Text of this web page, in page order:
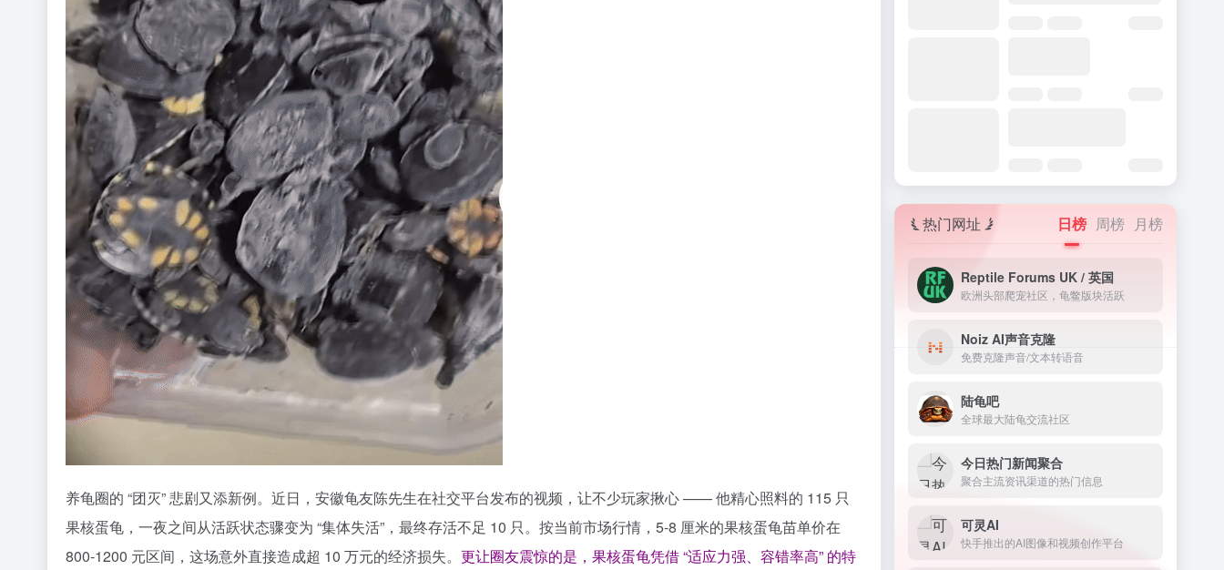
养龟圈的 “团灭” 悲剧又添新例。近日，安徽龟友陈先生在社交平台发布的视频，让不少玩家揪心 —— 他精心照料的 115 只
果核蛋龟，一夜之间从活跃状态骤变为 “集体失活”，最终存活不足 10 只。按当前市场行情，5-8 厘米的果核蛋龟苗单价在
800-1200 元区间，这场意外直接造成超 10 万元的经济损失。 更让圈友震惊的是，果核蛋龟凭借 “适应力强、容错率高” 的特
热门网址 日榜 周榜 月榜
Reptile Forums UK / 英国
欧洲头部爬宠社区，龟鳖版块活跃
Noiz AI声音克隆
免费克隆声音/文本转语音
陆龟吧
全球最大陆龟交流社区‌
今日热门新闻聚合
聚合主流资讯渠道的热门信息
可灵AI
快手推出的AI图像和视频创作平台